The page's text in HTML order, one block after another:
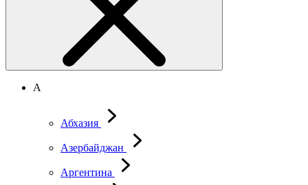
А
Абхазия
Азербайджан
Аргентина